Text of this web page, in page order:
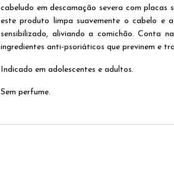
cabeludo em descamação severa com placas
este produto limpa suavemente o cabelo e
sensibilizado, aliviando a comichão. Conta
ingredientes anti-psoriáticos que previnem e
Indicado em adolescentes e adultos.
Sem perfume.